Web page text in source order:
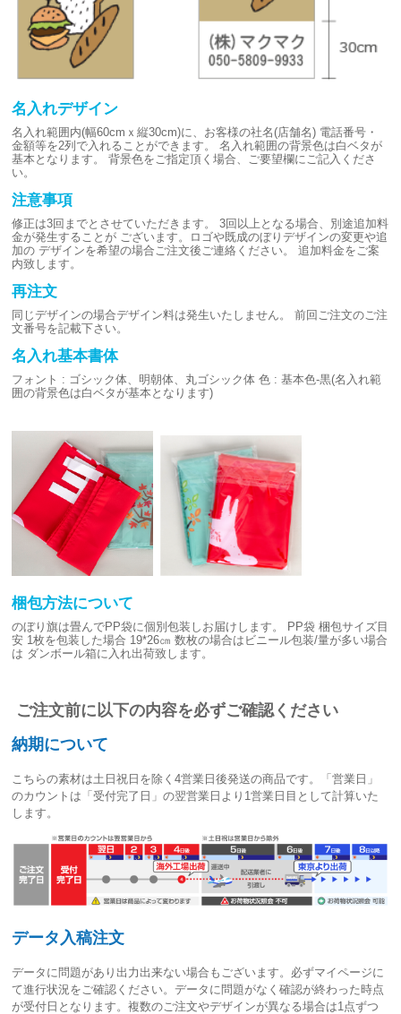
名入れデザイン
名入れ範囲内(幅60cmｘ縦30cm)に、お客様の社名(店舗名) 電話番号・
金額等を2列で入れることができます。
名入れ範囲の背景色は白ベタが
基本となります。
背景色をご指定頂く場合、ご要望欄にご記入くださ
い。
注意事項
修正は3回までとさせていただきます。
3回以上となる場合、別途追加料
金が発生することが ございます。ロゴや既成のぼりデザインの変更や追
加の デザインを希望の場合ご注文後ご連絡ください。
追加料金をご案
内致します。
再注文
同じデザインの場合デザイン料は発生いたしません。
前回ご注文のご注
文番号を記載下さい。
名入れ基本書体
フォント : ゴシック体、明朝体、丸ゴシック体 色 : 基本色-黒(名入れ範
囲の背景色は白ベタが基本となります)
梱包方法について
のぼり旗は畳んでPP袋に個別包装しお届けします。
PP袋 梱包サイズ目
安 1枚を包装した場合 19*26㎝ 数枚の場合はビニール包装/量が多い場合
は ダンボール箱に入れ出荷致します。
ご注文前に以下の内容を必ずご確認ください
納期について
こちらの素材は土日祝日を除く4営業日後発送の商品です。「営業日」
のカウントは「受付完了日」の翌営業日より1営業日目として計算いた
します。
データ入稿注文
データに問題があり出力出来ない場合もございます。必ずマイページに
て進行状況をご確認ください。データに問題がなく確認が終わった時点
が受付日 となります。複数のご注文やデザインが異なる場合は1点ずつ